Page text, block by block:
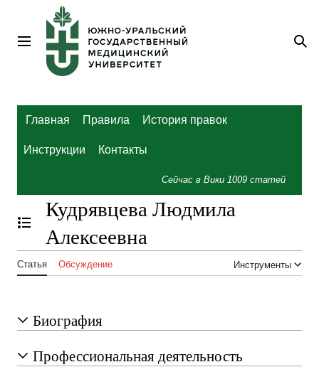
содержанию
Главное меню
Главная Правила История правок
Инструкции Контакты
Сейчас в Вики 1009 статей
Отобразить/Скрыть содержание
Кудрявцева Людмила
Алексеевна
Статья Обсуждение Инструменты
Биография
Профессиональная деятельность